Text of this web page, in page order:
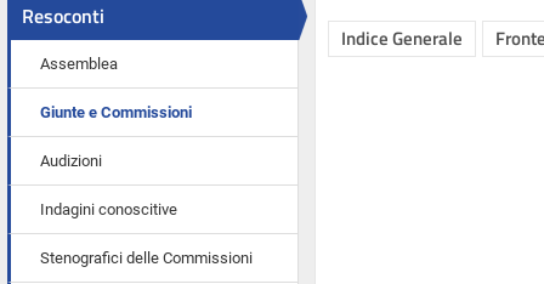
Resoconti
Assemblea
Giunte e Commissioni
Audizioni
Indagini conoscitive
Stenografici delle Commissioni
Indice Generale